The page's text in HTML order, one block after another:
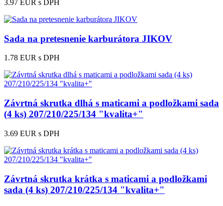
3.97 EUR s DPH
Sada na pretesnenie karburátora JIKOV
1.78 EUR s DPH
Závrtná skrutka dlhá s maticami a podložkami sada
(4 ks) 207/210/225/134 "kvalita+"
3.69 EUR s DPH
Závrtná skrutka krátka s maticami a podložkami
sada (4 ks) 207/210/225/134 "kvalita+"